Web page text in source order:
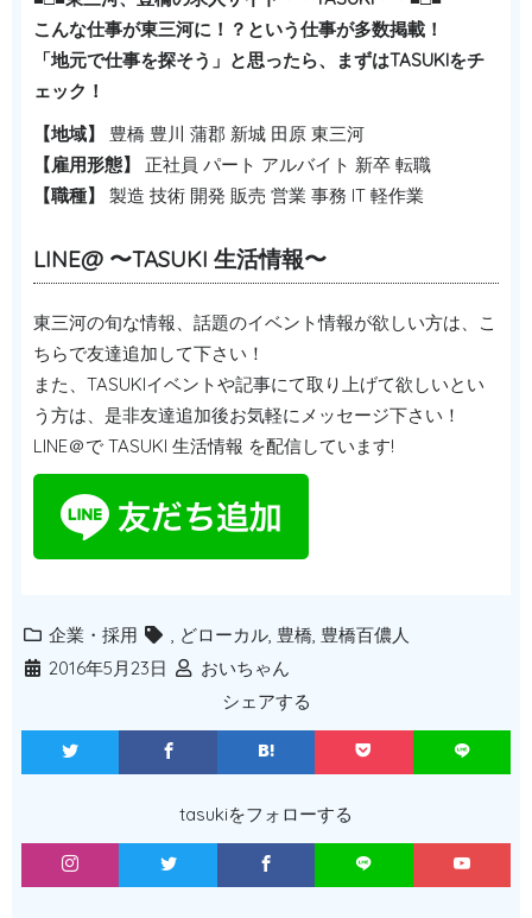
こんな仕事が東三河に！？という仕事が多数掲載！
「地元で仕事を探そう」と思ったら、まずはTASUKIをチ
ェック！
【地域】 豊橋 豊川 蒲郡 新城 田原 東三河
【雇用形態】 正社員 パート アルバイト 新卒 転職
【職種】 製造 技術 開発 販売 営業 事務 IT 軽作業
LINE@ 〜TASUKI 生活情報〜
東三河の旬な情報、話題のイベント情報が欲しい方は、こ
ちらで友達追加して下さい！
また、TASUKIイベントや記事にて取り上げて欲しいとい
う方は、是非友達追加後お気軽にメッセージ下さい！
LINE＠で TASUKI 生活情報 を配信しています!
企業・採用 どローカル, 豊橋 豊橋百儂人
2016年5月23日
おいちゃん
シェアする
tasukiをフォローする